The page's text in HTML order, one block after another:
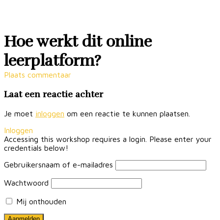
Hoe werkt dit online
leerplatform?
Plaats commentaar
Laat een reactie achter
Je moet inloggen om een reactie te kunnen plaatsen.
Inloggen
Accessing this workshop requires a login. Please enter your
credentials below!
Gebruikersnaam of e-mailadres
Wachtwoord
Mij onthouden